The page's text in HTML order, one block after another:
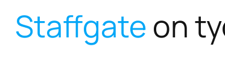
Staffgateon